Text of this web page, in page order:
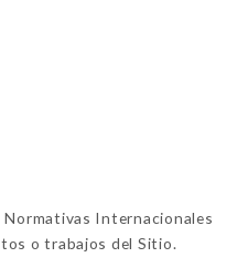
Internacionales
o trabajos del Sitio.